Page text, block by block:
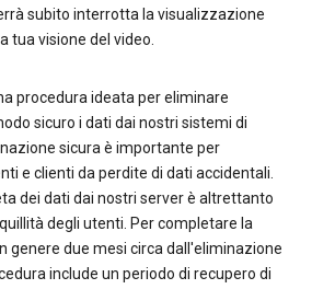
subito interrotta la visualizzazione
tua visione del video.
procedura ideata per eliminare
sicuro i dati dai nostri sistemi di
sicura è importante per
e clienti da perdite di dati accidentali.
dei dati dai nostri server è altrettanto
degli utenti. Per completare la
genere due mesi circa dall'eliminazione
include un periodo di recupero di